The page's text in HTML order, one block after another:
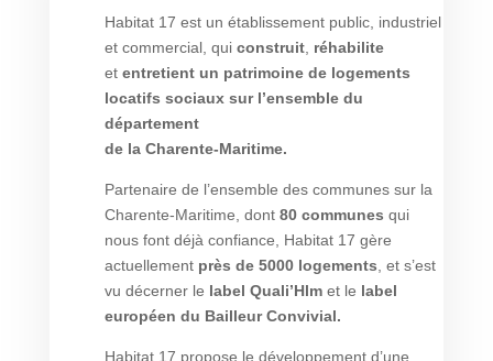
Habitat 17 est un établissement public, industriel
et commercial, qui construit, réhabilite
et entretient un patrimoine de logements
locatifs sociaux sur l’ensemble du
département
de la Charente-Maritime.
Partenaire de l’ensemble des communes sur la
Charente-Maritime, dont 80 communes qui
nous font déjà confiance, Habitat 17 gère
actuellement près de 5000 logements , et s’est
vu décerner le label Quali’Hlmet le label
européen du Bailleur Convivial.
Habitat 17 propose le développement d’une